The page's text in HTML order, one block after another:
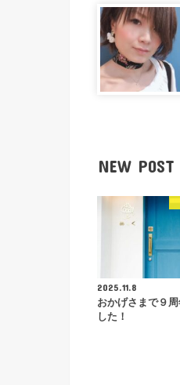
NEW POST
2025.11.8
おかげさまで９
した！